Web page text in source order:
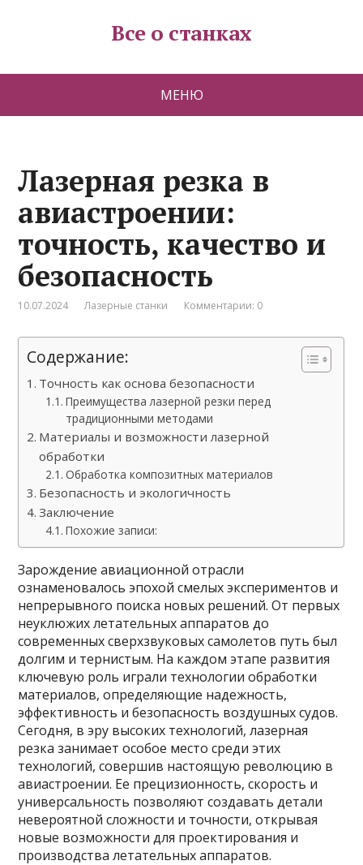
Все о станках
МЕНЮ
Лазерная резка в
авиастроении:
точность, качество и
безопасность
10.07.2024 Лазерные станки Комментарии: 0
Содержание:
Точность как основа безопасности
Преимущества лазерной резки перед
традиционными методами
Материалы и возможности лазерной
обработки
Обработка композитных материалов
Безопасность и экологичность
Заключение
Похожие записи:
Зарождение авиационной отрасли
ознаменовалось эпохой смелых экспериментов и
непрерывного поиска новых решений. От первых
неуклюжих летательных аппаратов до
современных сверхзвуковых самолетов путь был
долгим и тернистым. На каждом этапе развития
ключевую роль играли технологии обработки
материалов, определяющие надежность,
эффективность и безопасность воздушных судов.
Сегодня, в эру высоких технологий, лазерная
резка занимает особое место среди этих
технологий, совершив настоящую революцию в
авиастроении. Ее прецизионность, скорость и
универсальность позволяют создавать детали
невероятной сложности и точности, открывая
новые возможности для проектирования и
производства летательных аппаратов.